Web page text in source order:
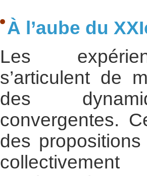
À l’aube du
Les
s’articulent de
des
convergentes.
des